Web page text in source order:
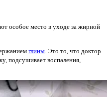
особое место в уходе за жирной
глины . Это то, что доктор
подсушивает воспаления,